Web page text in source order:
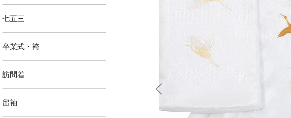
七五三
卒業式・袴
訪問着
留袖